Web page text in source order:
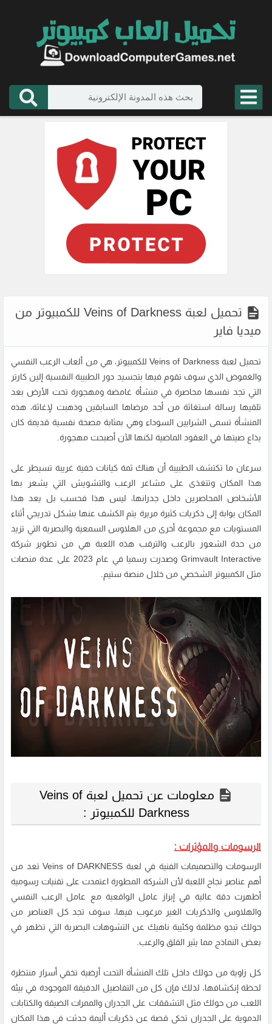
تحميل لعبة Veins of Darkness للكمبيوتر من
ميديا فاير
تحميل لعبة Veins of Darkness للكمبيوتر، هي من ألعاب الرعب النفسي
والغموض الذي سوف تقوم فيها بتجسيد دور الطبيبة النفسية إلين كارتر
التي تجد نفسها محاصرة في منشأة غامضة ومهجورة تحت الأرض بعد
تلقيها رسالة استغاثة من أحد مرضاها السابقين وذهبت لإغاثة، هذه
المنشأة تسمى الشرايين السوداء وهي بمثابة مصحة نفسية قديمة كان
يذاع صيتها في العقود الماضية لكنها الآن أصبحت مهجورة.
سرعان ما تكتشف الطبيبة أن هناك ثمة كيانات خفية غريبة تسيطر على
هذا المكان وتتغذى على مشاعر الرعب والتشويش التي يشعر بها
الأشخاص المحاصرين داخل جدرانها، ليس هذا فحسب بل يعد هذا
المكان بوابة إلى ذكريات كثيرة مريرة يتم الكشف عنها بشكل تدريجي أثناء
المستويات مع مجموعة أخرى من الهلاوس السمعية والبصرية التي تزيد
من حدة الشعور بالرعب والترقب هذه اللعبة هي من تطوير شركة
Grimvault Interactive وصدرت رسميا في عام 2023 على عدة منصات
مثل الكمبيوتر الشخصي من خلال منصة ستيم.
معلومات عن تحميل لعبة Veins of
Darkness للكمبيوتر :
الرسومات والمؤثرات :
الرسومات والتصميمات الفنية في لعبة Veins of DARKNESS تعد من
أهم عناصر نجاح اللعبة لأن الشركة المطورة اعتمدت على تقنيات رسومية
أظهرت دقة عالية في إبراز عامل الواقعية مع عامل الرعب النفسي
والهلاوس والذكريات الغير مرغوب فيها، سوف تجد كل العناصر من
حولك تبدو مظلمة وكئيبة ناهيك عن التشوهات البصرية التي تظهر في
بعض النماذج مما يثير القلق والرعب.
كل زاوية من حولك داخل تلك المنشأة التحت أرضية تخفي أسرار منتظرة
لحظة إنكشافها، لذلك فإن كل من التفاصيل الدقيقة الموجودة في بيئة
اللعب من حولك مثل التشققات على الجدران والممرات الضيقة والكتابات
الدموية على الجدران تحكي قصة عن ذكريات أليمة حدثت في هذا المكان